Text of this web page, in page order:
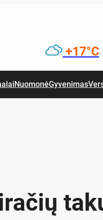
+17°C
NuomonėGyvenimas